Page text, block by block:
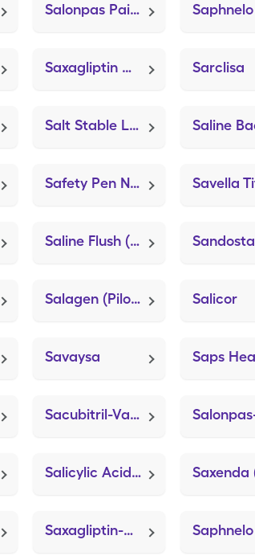
Salonpas Pain Rel Gel-Ptch Hot Saphnelo
Saxagliptin Hcl Sarclisa
Salt Stable Ls Advanced (Salt Durable Cream)
Safety Pen Needles (BD AutoShield Duo)
Saline Flush (BD PosiFlush)
Salagen (Pilocarpine HCl) Salicor
Savaysa
Sacubitril-Valsartan (Entresto)
Salicylic Acid-Cleanser
Saxagliptin-Metformin Er